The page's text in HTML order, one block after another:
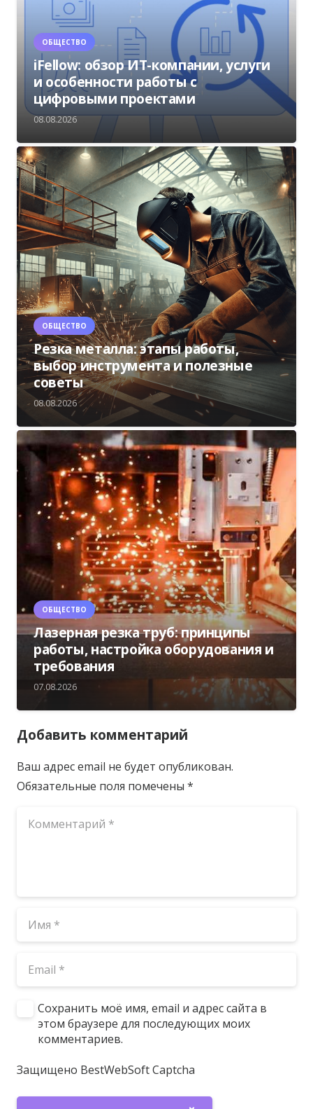
ОБЩЕСТВО
iFellow: обзор ИТ-компании, услуги
и особенности работы с
цифровыми проектами
08.08.2026
ОБЩЕСТВО
Резка металла: этапы работы,
выбор инструмента и полезные
советы
08.08.2026
ОБЩЕСТВО
Лазерная резка труб: принципы
работы, настройка оборудования и
требования
07.08.2026
Добавить комментарий
Ваш адрес email не будет опубликован.
Обязательные поля помечены *
Сохранить моё имя, email и адрес сайта в
этом браузере для последующих моих
комментариев.
Защищено BestWebSoft Captcha